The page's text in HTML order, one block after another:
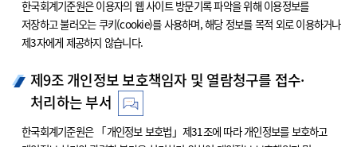
한국회계기준원은 이용자의 웹 사이트 방문기록 파악을 위해 이용정보를
저장하고 불러오는 쿠키(cookie)를 사용하며, 해당 정보를 목적 외로 이용하거나
제3자에게 제공하지 않습니다.
제9조 개인정보 보호책임자 및 열람청구를 접수·
처리하는 부서
한국회계기준원은 「개인정보 보호법」제31조에 따라 개인정보를 보호하고